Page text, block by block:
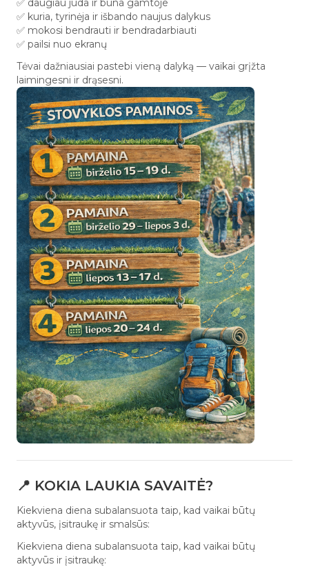
✅ daugiau juda ir būna gamtoje
✅ kuria, tyrinėja ir išbando naujus dalykus
✅ mokosi bendrauti ir bendradarbiauti
✅ pailsi nuo ekranų
Tėvai dažniausiai pastebi vieną dalyką — vaikai grįžta
laimingesni ir drąsesni.
📍 KOKIA LAUKIA SAVAITĖ?
Kiekviena diena subalansuota taip, kad vaikai būtų
aktyvūs, įsitraukę ir smalsūs:
Kiekviena diena subalansuota taip, kad vaikai būtų
aktyvūs ir įsitraukę: